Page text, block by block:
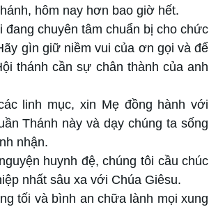
hôm nay hơn bao giờ hết.
chuyên tâm chuẩn bị cho chức
gìn giữ niềm vui của ơn gọi và để
thánh cần sự chân thành của anh
linh mục, xin Mẹ đồng hành với
Thánh này và dạy chúng ta sống
nhận.
huynh đệ, chúng tôi cầu chúc
nhất sâu xa với Chúa Giêsu.
tối và bình an chữa lành mọi xung